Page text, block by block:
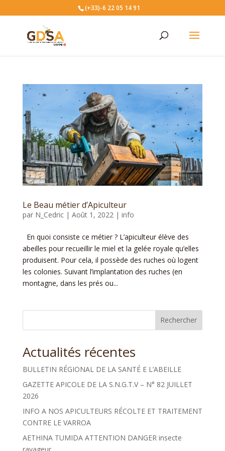
(+33)-6 22 05 14 91
Le Beau métier d’Apiculteur
par N_Cedric| Août 1, 2022 | info
En quoi consiste ce métier ? L’apiculteur élève des
abeilles pour recueillir le miel et la gelée royale qu’elles
produisent. Pour cela, il possède des ruches où logent
les colonies. Suivant l’implantation des ruches (en
montagne, dans les prés ou...
Rechercher
Actualités récentes
BULLETIN RÉGIONAL DE LA SANTÉ E L’ABEILLE
GAZETTE APICOLE DE LA S.N.G.T.V – N° 82 JUILLET
2026
INFO A NOS APICULTEURS RÉCOLTE ET TRAITEMENT
CONTRE LE VARROA
AETHINA TUMIDA ATTENTION DANGER insecte
ravageur